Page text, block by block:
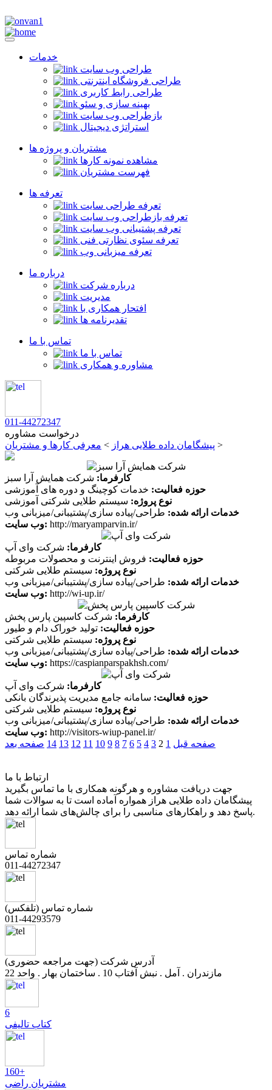
خدمات
طراحی وب سایت
طراحی فروشگاه اینترنتی
طراحی رابط کاربری
بهینه سازی و سئو
بازطراحی وب سایت
استراتژی دیجیتال
مشتریان و پروژه ها
مشاهده نمونه کارها
فهرست مشتریان
تعرفه ها
تعرفه طراحی سایت
تعرفه بازطراحی وب سایت
تعرفه پشتیبانی وب سایت
تعرفه سئوی نظارتی فنی
تعرفه میزبانی وب
درباره ما
درباره شرکت
مدیریت
افتحار همکاری با
تقدیرنامه ها
تماس با ما
تماس با ما
مشاوره و همکاری
011-44272347
درخواست مشاوره
پیشگامان داده طلایی هراز > معرفی کارها و مشتریان >
کارفرما: شرکت همایش آرا سبز
حوزه فعالیت: خدمات کوچینگ و دوره های آموزشی
نوع پروژه: سیستم طلایی شرکتی آموزشی
خدمات ارائه شده: طراحی/پیاده سازی/پشتیبانی/میزبانی وب
وب سایت: http://maryamparvin.ir/
کارفرما: شرکت وای آپ
حوزه فعالیت: فروش اینترنت و محصولات مربوطه
نوع پروژه: سیستم طلایی شرکتی
خدمات ارائه شده: طراحی/پیاده سازی/پشتیبانی/میزبانی وب
وب سایت: http://wi-up.ir/
کارفرما: شرکت کاسپین پارس پخش
حوزه فعالیت: تولید خوراک دام و طیور
نوع پروژه: سیستم طلایی شرکتی
خدمات ارائه شده: طراحی/پیاده سازی/پشتیبانی/میزبانی وب
وب سایت: https://caspianparspakhsh.com/
کارفرما: شرکت وای آپ
حوزه فعالیت: سامانه جامع مدیریت پذیرندگان بانکی
نوع پروژه: سیستم طلایی شرکتی
خدمات ارائه شده: طراحی/پیاده سازی/پشتیبانی/میزبانی وب
وب سایت: http://visitors-wiup-panel.ir/
صفحه قبل 1
2
3
4
5
6
7
8
9
10
11
12
13
14 صفحه بعد
ارتباط با ما
جهت دریافت مشاوره و هرگونه همکاری با ما تماس بگیرید
پیشگامان داده طلایی هراز همواره آماده است تا به سوالات شما
پاسخ دهد و راهکارهای مناسبی را برای چالش‌های شما ارائه دهد.
شماره تماس
011-44272347
شماره تماس (تلفکس)
011-44293579
آدرس شرکت (جهت مراجعه حضوری)
مازندران . آمل . نبش آفتاب 10 . ساختمان بهار . واحد 22
6
کتاب تالیفی
160+
مشتریان راضی